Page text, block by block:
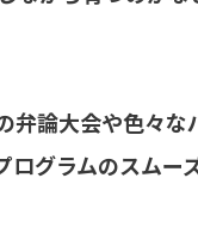
弁論大会や色々な
ログラムのスムー